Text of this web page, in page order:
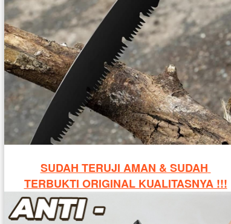
SUDAH TERUJI AMAN & SUDAH
TERBUKTI ORIGINAL KUALITASNYA !!!